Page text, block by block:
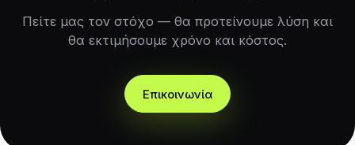
Πείτε μας τον στόχο — θα προτείνουμε λύση και
θα εκτιμήσουμε χρόνο και κόστος.
Επικοινωνία